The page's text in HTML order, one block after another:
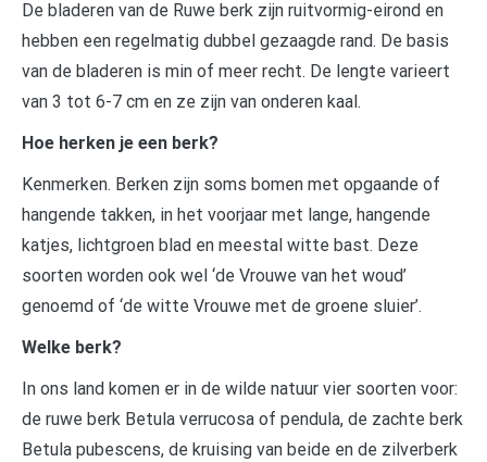
De bladeren van de Ruwe berk zijn ruitvormig-eirond en
hebben een regelmatig dubbel gezaagde rand. De basis
van de bladeren is min of meer recht. De lengte varieert
van 3 tot 6-7 cm en ze zijn van onderen kaal.
Hoe herken je een berk?
Kenmerken. Berken zijn soms bomen met opgaande of
hangende takken, in het voorjaar met lange, hangende
katjes, lichtgroen blad en meestal witte bast. Deze
soorten worden ook wel ‘de Vrouwe van het woud’
genoemd of ‘de witte Vrouwe met de groene sluier’.
Welke berk?
In ons land komen er in de wilde natuur vier soorten voor:
de ruwe berk Betula verrucosa of pendula, de zachte berk
Betula pubescens, de kruising van beide en de zilverberk